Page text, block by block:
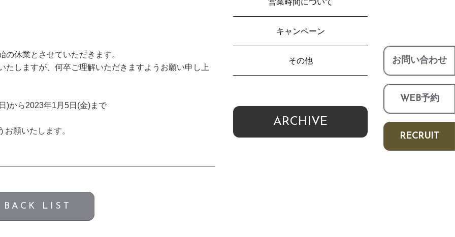
お問い合わせ
WEB予約
RECRUIT
休業とさせていただきます。
たしますが、何卒ご理解いただきますようお願い申し上
)から2023年1月5日(金)まで
願いたします。
BACK LIST
キャンペーン
その他
ARCHIVE